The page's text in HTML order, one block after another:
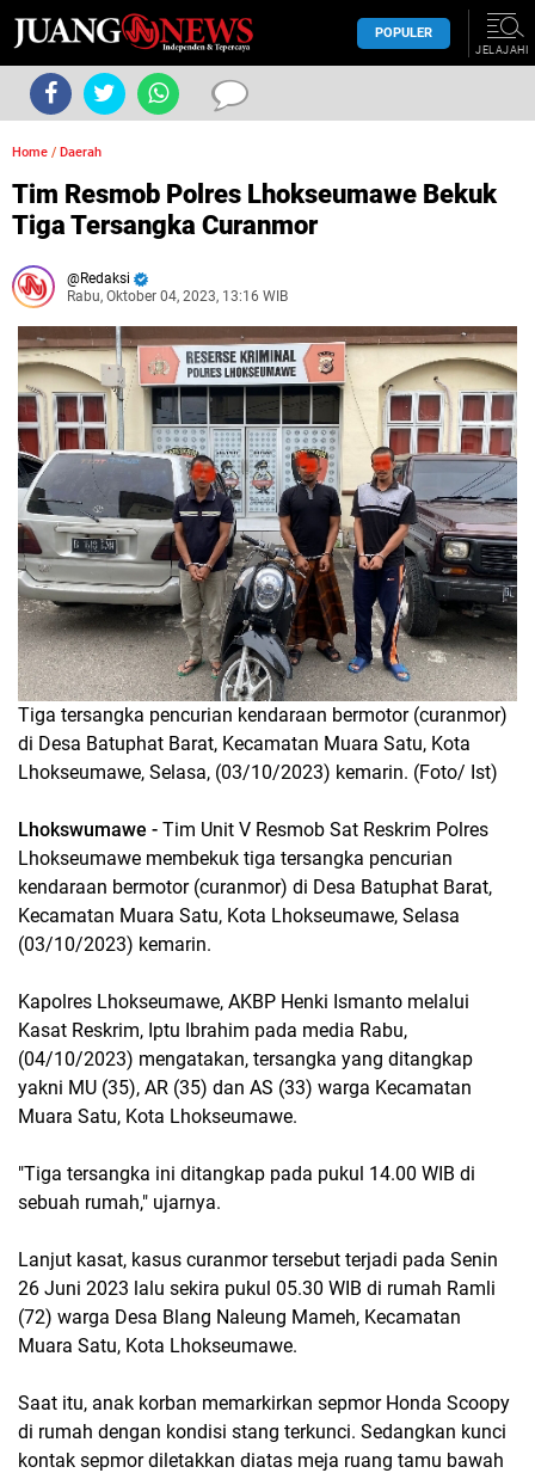
POPULER
JELAJAHI
Home / Daerah
Tim Resmob Polres Lhokseumawe Bekuk
Tiga Tersangka Curanmor
Redaksi
Rabu, Oktober 04, 2023, 13:16 WIB
Tiga tersangka pencurian kendaraan bermotor (curanmor)
di Desa Batuphat Barat, Kecamatan Muara Satu, Kota
Lhokseumawe, Selasa, (03/10/2023) kemarin. (Foto/ Ist)
Lhokswumawe - Tim Unit V Resmob Sat Reskrim Polres
Lhokseumawe membekuk tiga tersangka pencurian
kendaraan bermotor (curanmor) di Desa Batuphat Barat,
Kecamatan Muara Satu, Kota Lhokseumawe, Selasa
(03/10/2023) kemarin.
Kapolres Lhokseumawe, AKBP Henki Ismanto melalui
Kasat Reskrim, Iptu Ibrahim pada media Rabu,
(04/10/2023) mengatakan, tersangka yang ditangkap
yakni MU (35), AR (35) dan AS (33) warga Kecamatan
Muara Satu, Kota Lhokseumawe.
"Tiga tersangka ini ditangkap pada pukul 14.00 WIB di
sebuah rumah," ujarnya.
Lanjut kasat, kasus curanmor tersebut terjadi pada Senin
26 Juni 2023 lalu sekira pukul 05.30 WIB di rumah Ramli
(72) warga Desa Blang Naleung Mameh, Kecamatan
Muara Satu, Kota Lhokseumawe.
Saat itu, anak korban memarkirkan sepmor Honda Scoopy
di rumah dengan kondisi stang terkunci. Sedangkan kunci
kontak sepmor diletakkan diatas meja ruang tamu bawah